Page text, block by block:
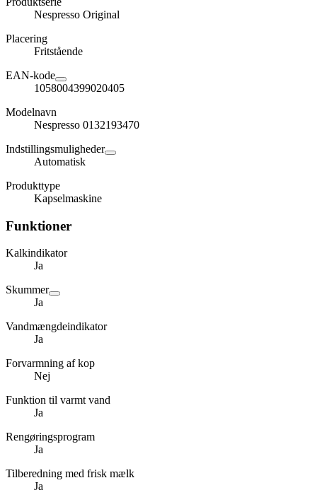
Nespresso Original
Placering
Fritstående
EAN-kode
1058004399020405
Modelnavn
Nespresso 0132193470
Indstillingsmuligheder
Automatisk
Produkttype
Kapselmaskine
Funktioner
Kalkindikator
Ja
Skummer
Ja
Vandmængdeindikator
Ja
Forvarmning af kop
Nej
Funktion til varmt vand
Ja
Rengøringsprogram
Ja
Tilberedning med frisk mælk
Ja